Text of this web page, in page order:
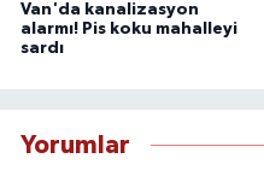
Van'da kanalizasyon
alarmı! Pis koku mahalleyi
sardı
Yorumlar